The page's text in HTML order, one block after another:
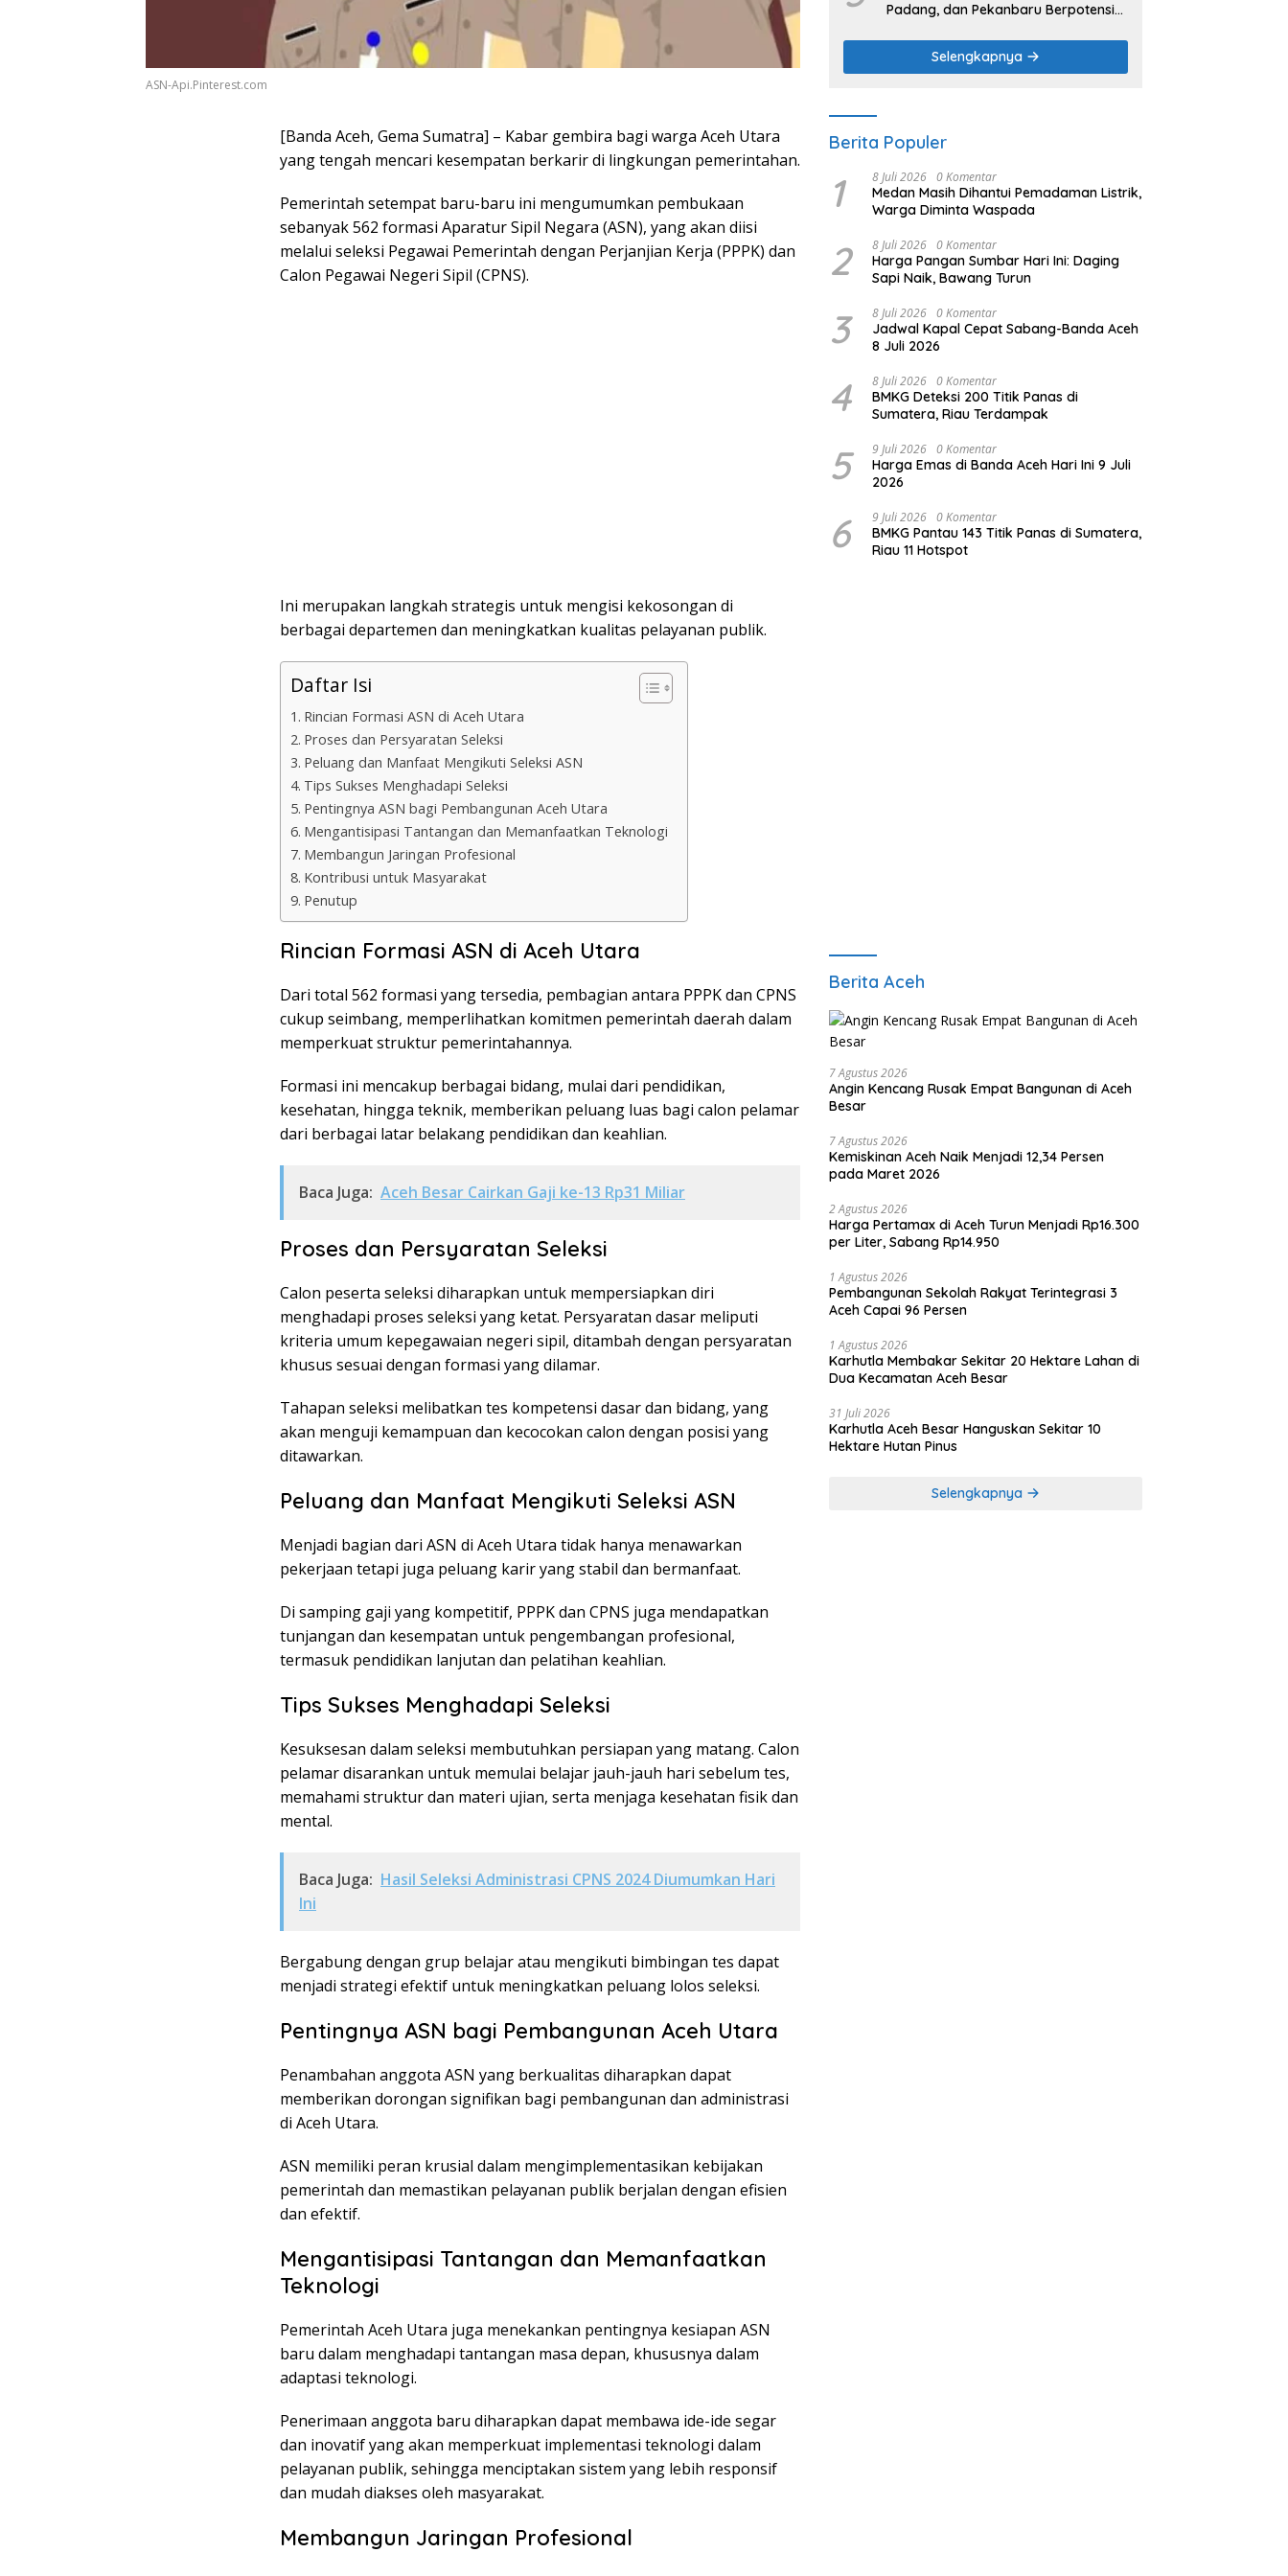
ASN-Api.Pinterest.com
[Banda Aceh, Gema Sumatra] – Kabar gembira bagi warga Aceh Utara
yang tengah mencari kesempatan berkarir di lingkungan pemerintahan.
Pemerintah setempat baru-baru ini mengumumkan pembukaan
sebanyak 562 formasi Aparatur Sipil Negara (ASN), yang akan diisi
melalui seleksi Pegawai Pemerintah dengan Perjanjian Kerja (PPPK) dan
Calon Pegawai Negeri Sipil (CPNS).
Ini merupakan langkah strategis untuk mengisi kekosongan di
berbagai departemen dan meningkatkan kualitas pelayanan publik.
Daftar Isi
Rincian Formasi ASN di Aceh Utara
Proses dan Persyaratan Seleksi
Peluang dan Manfaat Mengikuti Seleksi ASN
Tips Sukses Menghadapi Seleksi
Pentingnya ASN bagi Pembangunan Aceh Utara
Mengantisipasi Tantangan dan Memanfaatkan Teknologi
Membangun Jaringan Profesional
Kontribusi untuk Masyarakat
Penutup
Rincian Formasi ASN di Aceh Utara
Dari total 562 formasi yang tersedia, pembagian antara PPPK dan CPNS
cukup seimbang, memperlihatkan komitmen pemerintah daerah dalam
memperkuat struktur pemerintahannya.
Formasi ini mencakup berbagai bidang, mulai dari pendidikan,
kesehatan, hingga teknik, memberikan peluang luas bagi calon pelamar
dari berbagai latar belakang pendidikan dan keahlian.
Baca Juga: Aceh Besar Cairkan Gaji ke-13 Rp31 Miliar
Proses dan Persyaratan Seleksi
Calon peserta seleksi diharapkan untuk mempersiapkan diri
menghadapi proses seleksi yang ketat. Persyaratan dasar meliputi
kriteria umum kepegawaian negeri sipil, ditambah dengan persyaratan
khusus sesuai dengan formasi yang dilamar.
Tahapan seleksi melibatkan tes kompetensi dasar dan bidang, yang
akan menguji kemampuan dan kecocokan calon dengan posisi yang
ditawarkan.
Peluang dan Manfaat Mengikuti Seleksi ASN
Menjadi bagian dari ASN di Aceh Utara tidak hanya menawarkan
pekerjaan tetapi juga peluang karir yang stabil dan bermanfaat.
Di samping gaji yang kompetitif, PPPK dan CPNS juga mendapatkan
tunjangan dan kesempatan untuk pengembangan profesional,
termasuk pendidikan lanjutan dan pelatihan keahlian.
Tips Sukses Menghadapi Seleksi
Kesuksesan dalam seleksi membutuhkan persiapan yang matang. Calon
pelamar disarankan untuk memulai belajar jauh-jauh hari sebelum tes,
memahami struktur dan materi ujian, serta menjaga kesehatan fisik dan
mental.
Baca Juga: Hasil Seleksi Administrasi CPNS 2024 Diumumkan Hari
Ini
Bergabung dengan grup belajar atau mengikuti bimbingan tes dapat
menjadi strategi efektif untuk meningkatkan peluang lolos seleksi.
Pentingnya ASN bagi Pembangunan Aceh Utara
Penambahan anggota ASN yang berkualitas diharapkan dapat
memberikan dorongan signifikan bagi pembangunan dan administrasi
di Aceh Utara.
ASN memiliki peran krusial dalam mengimplementasikan kebijakan
pemerintah dan memastikan pelayanan publik berjalan dengan efisien
dan efektif.
Mengantisipasi Tantangan dan Memanfaatkan
Teknologi
Pemerintah Aceh Utara juga menekankan pentingnya kesiapan ASN
baru dalam menghadapi tantangan masa depan, khususnya dalam
adaptasi teknologi.
Penerimaan anggota baru diharapkan dapat membawa ide-ide segar
dan inovatif yang akan memperkuat implementasi teknologi dalam
pelayanan publik, sehingga menciptakan sistem yang lebih responsif
dan mudah diakses oleh masyarakat.
Membangun Jaringan Profesional
Padang, dan Pekanbaru Berpotensi
Selengkapnya
Berita Populer
1 8 Juli 2026 0 Komentar
Medan Masih Dihantui Pemadaman Listrik,
Warga Diminta Waspada
2 8 Juli 2026 0 Komentar
Harga Pangan Sumbar Hari Ini: Daging
Sapi Naik, Bawang Turun
3 8 Juli 2026 0 Komentar
Jadwal Kapal Cepat Sabang-Banda Aceh
8 Juli 2026
4 8 Juli 2026 0 Komentar
BMKG Deteksi 200 Titik Panas di
Sumatera, Riau Terdampak
5 9 Juli 2026 0 Komentar
Harga Emas di Banda Aceh Hari Ini 9 Juli
2026
6 9 Juli 2026 0 Komentar
BMKG Pantau 143 Titik Panas di Sumatera,
Riau 11 Hotspot
Berita Aceh
7 Agustus 2026
Angin Kencang Rusak Empat Bangunan di Aceh
Besar
7 Agustus 2026
Kemiskinan Aceh Naik Menjadi 12,34 Persen
pada Maret 2026
2 Agustus 2026
Harga Pertamax di Aceh Turun Menjadi Rp16.300
per Liter, Sabang Rp14.950
1 Agustus 2026
Pembangunan Sekolah Rakyat Terintegrasi 3
Aceh Capai 96 Persen
1 Agustus 2026
Karhutla Membakar Sekitar 20 Hektare Lahan di
Dua Kecamatan Aceh Besar
31 Juli 2026
Karhutla Aceh Besar Hanguskan Sekitar 10
Hektare Hutan Pinus
Selengkapnya